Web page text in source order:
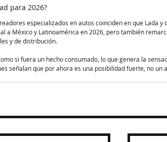
para 2026?
especializados en autos coinciden en que Lada
a México y Latinoamérica en 2026, pero también
y de distribución.​
si fuera un hecho consumado, lo que genera la
señalan que por ahora es una posibilidad fuerte, no un